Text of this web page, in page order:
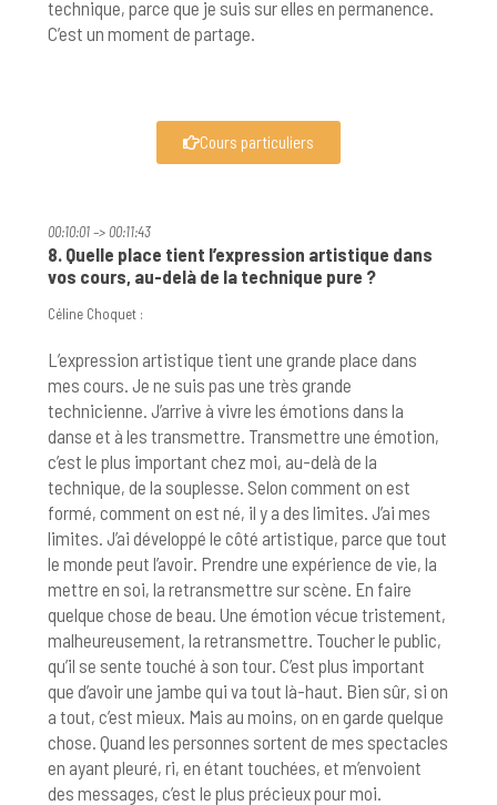
technique, parce que je suis sur elles en permanence.
C’est un moment de partage.
Cours particuliers
00:10:01 –> 00:11:43
8. Quelle place tient l’expression artistique dans
vos cours, au-delà de la technique pure ?
Céline Choquet :
L’expression artistique tient une grande place dans
mes cours. Je ne suis pas une très grande
technicienne. J’arrive à vivre les émotions dans la
danse et à les transmettre. Transmettre une émotion,
c’est le plus important chez moi, au-delà de la
technique, de la souplesse. Selon comment on est
formé, comment on est né, il y a des limites. J’ai mes
limites. J’ai développé le côté artistique, parce que tout
le monde peut l’avoir. Prendre une expérience de vie, la
mettre en soi, la retransmettre sur scène. En faire
quelque chose de beau. Une émotion vécue tristement,
malheureusement, la retransmettre. Toucher le public,
qu’il se sente touché à son tour. C’est plus important
que d’avoir une jambe qui va tout là-haut. Bien sûr, si on
a tout, c’est mieux. Mais au moins, on en garde quelque
chose. Quand les personnes sortent de mes spectacles
en ayant pleuré, ri, en étant touchées, et m’envoient
des messages, c’est le plus précieux pour moi.